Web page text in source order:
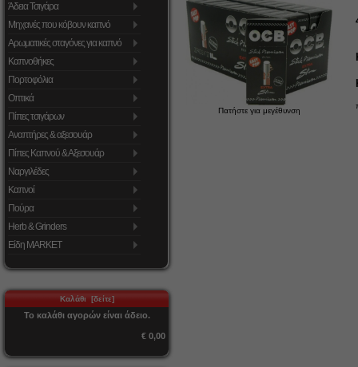
Άδεια Τσιγάρα
Μηχανές που κόβουν καπνό
Αρωματικές σταγόνες για καπνό
Καπνοθήκες
Πορτοφόλια
Οπτικά
Πίπες τσιγάρων
Αναπτήρες & αξεσουάρ
Πίπες Καπνού & Αξεσουάρ
Ναργιλέδες
Καπνοί
Πούρα
Herb & Grinders
Είδη MARKET
Καλάθι [δείτε]
Το καλάθι αγορών είναι άδειο.
€ 0,00
Πατήστε για μεγέθυνση